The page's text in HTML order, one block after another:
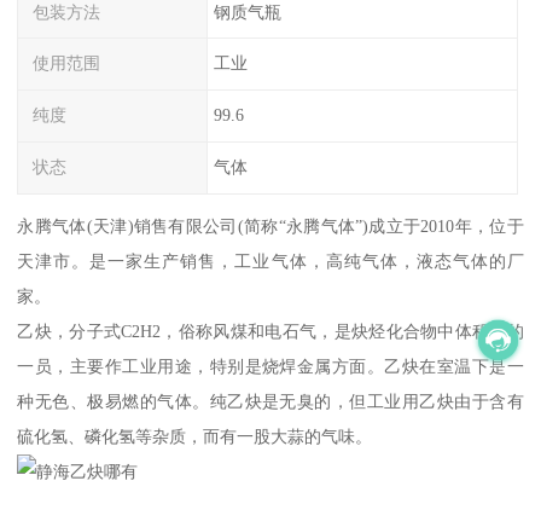
包装方法 钢质气瓶
使用范围 工业
纯度 99.6
状态 气体
永腾气体(天津)销售有限公司(简称“永腾气体”)成立于2010年，位于
天津市。是一家生产销售，工业气体，高纯气体，液态气体的厂
家。
乙炔，分子式C2H2，俗称风煤和电石气，是炔烃化合物中体积小的
一员，主要作工业用途，特别是烧焊金属方面。乙炔在室温下是一
种无色、极易燃的气体。纯乙炔是无臭的，但工业用乙炔由于含有
硫化氢、磷化氢等杂质，而有一股大蒜的气味。